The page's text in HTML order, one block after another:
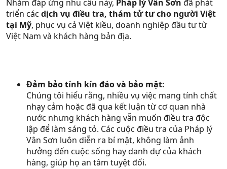
Nhằm đáp ứng nhu cầu này, Pháp lý Vân Sơn đã phát
triển các dịch vụ điều tra, thám tử tư cho người Việt
tại Mỹ, phục vụ cả Việt kiều, doanh nghiệp đầu tư từ
Việt Nam và khách hàng bản địa.
Đảm bảo tính kín đáo và bảo mật:
Chúng tôi hiểu rằng, nhiều vụ việc mang tính chất
nhạy cảm hoặc đã qua kết luận từ cơ quan nhà
nước nhưng khách hàng vẫn muốn điều tra độc
lập để làm sáng tỏ. Các cuộc điều tra của Pháp lý
Vân Sơn luôn diễn ra bí mật, không làm ảnh
hưởng đến cuộc sống hay danh dự của khách
hàng, giúp họ an tâm tuyệt đối.